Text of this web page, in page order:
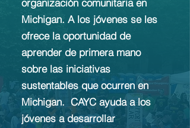
organización comunitaria en
Michigan. A los jóvenes se les
ofrece la oportunidad de
aprender de primera mano
sobre las iniciativas
sustentables que ocurren en
Michigan. CAYC ayuda a los
jóvenes a desarrollar